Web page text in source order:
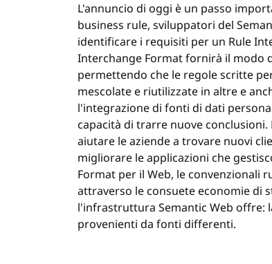
L'annuncio di oggi è un passo
business rule, sviluppatori del
identificare i requisiti per un Rule
Interchange Format fornirà il modo
permettendo che le regole scritte
mescolate e riutilizzate in altre e
l'integrazione di fonti di dati
capacità di trarre nuove
aiutare le aziende a trovare nuovi
migliorare le applicazioni che
Format per il Web, le convenzionali
attraverso le consuete economie di
l'infrastruttura Semantic Web offre:
provenienti da fonti differenti.